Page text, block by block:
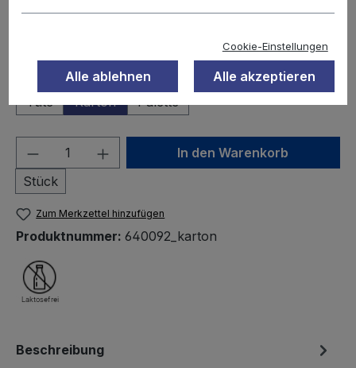
Inhalt:0.15 kg
auswählen
Tüte
Karton Palette
Produkt Anzahl: Gib den
Stück
In den Warenkorb
Zum Merkzettel hinzufügen
Produktnummer: 640092_karton
Beschreibung
Cookie-Einstellungen
Alle ablehnen Alle akzeptieren